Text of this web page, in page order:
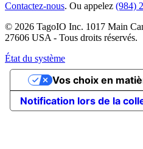
Contactez-nous. Ou appelez (984)
© 2026 TagoIO Inc. 1017 Main
27606 USA - Tous droits réservés.
État du système
Notification lors de la
Vos choix en